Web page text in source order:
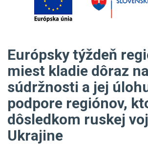
menu
na
užívateľské
menu
Skočiť
na
pätičku
stránky
Európsky týždeň
miest kladie dôraz
súdržnosti a jej
podpore regiónov,
dôsledkom ruskej
Ukrajine